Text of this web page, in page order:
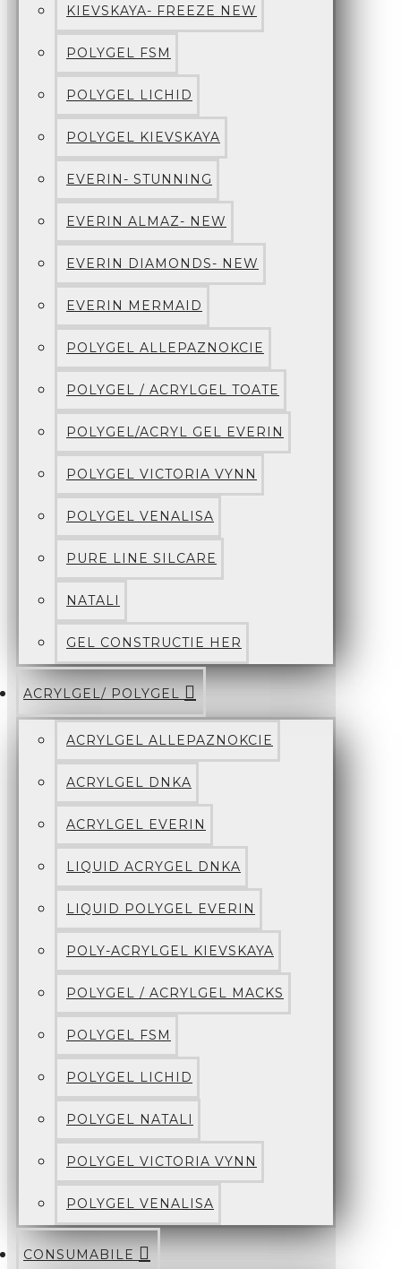
KIEVSKAYA- FREEZE NEW
POLYGEL FSM
POLYGEL LICHID
POLYGEL KIEVSKAYA
EVERIN- STUNNING
EVERIN ALMAZ- NEW
EVERIN DIAMONDS- NEW
EVERIN MERMAID
POLYGEL ALLEPAZNOKCIE
POLYGEL / ACRYLGEL TOATE
POLYGEL/ACRYL GEL EVERIN
POLYGEL VICTORIA VYNN
POLYGEL VENALISA
PURE LINE SILCARE
NATALI
GEL CONSTRUCTIE HER
ACRYLGEL/ POLYGEL
ACRYLGEL ALLEPAZNOKCIE
ACRYLGEL DNKA
ACRYLGEL EVERIN
LIQUID ACRYGEL DNKA
LIQUID POLYGEL EVERIN
POLY-ACRYLGEL KIEVSKAYA
POLYGEL / ACRYLGEL MACKS
POLYGEL FSM
POLYGEL LICHID
POLYGEL NATALI
POLYGEL VICTORIA VYNN
POLYGEL VENALISA
CONSUMABILE